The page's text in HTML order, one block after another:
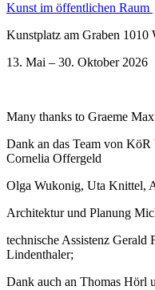
Kunst im öffentlichen Raum
Kunstplatz am Graben 1010
13. Mai – 30. Oktober 2026
Many thanks to Graeme
Dank an das Team von
Cornelia Offergeld
Olga Wukonig, Uta Knittel,
Architektur und Planung
technische Assistenz
Lindenthaler;
Dank auch an Thomas Hörl